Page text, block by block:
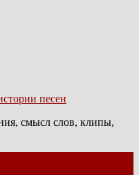
песен
смысл слов, клипы,